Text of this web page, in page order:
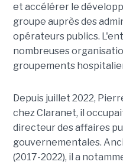
et accélérer le
groupe auprès des
opérateurs publics.
nombreuses
groupements
Depuis juillet 2022,
chez Claranet, il
directeur des affaires
gouvernementales.
(2017-2022), il a